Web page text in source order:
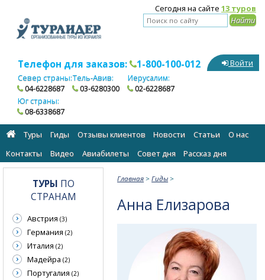
Сегодня на сайте 13 туров
Телефон для заказов: 1-800-100-012
Север страны:
04-6228687
Тель-Авив:
03-6280300
Иерусалим:
02-6228687
Юг страны:
08-6338687
Войти
Туры Гиды Отзывы клиентов Новости Статьи
О нас
Контакты
Видео Авиабилеты Cовет дня Рассказ дня
Главная >Гиды >
Анна Елизарова
ТУРЫ ПО
СТРАНАМ
Австрия (3)
Германия (2)
Италия (2)
Мадейра (2)
Португалия (2)